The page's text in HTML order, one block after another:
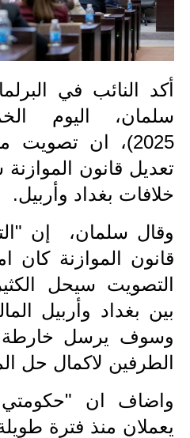
أكد النائب في
2025)، ان
تعديل قانون
خلافات بغداد وأربيل.
وقال سلمان، إن
قانون الموازنة كان
التصويت سيحل
بين بغداد وأربيل
وسوف يرسل خارطة
الطرفين لاكمال حل
واضاف ان "حكومتي
يعملان منذ فترة